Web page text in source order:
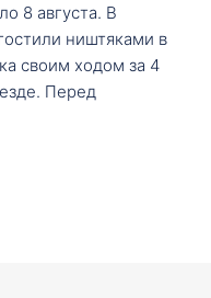
8 августа. В
ништяками в
своим ходом за 4
Перед